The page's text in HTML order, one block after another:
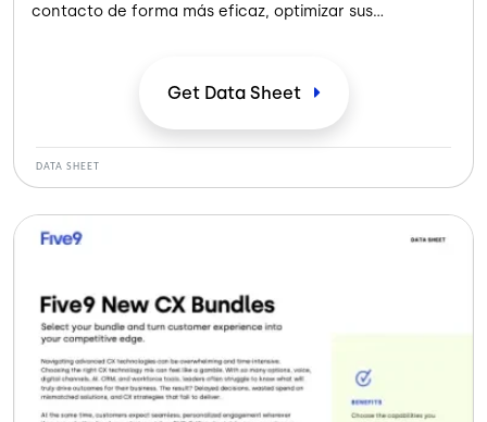
contacto de forma más eficaz, optimizar sus
ficha técnica para obtener más información.
Get Data Sheet
DATA SHEET